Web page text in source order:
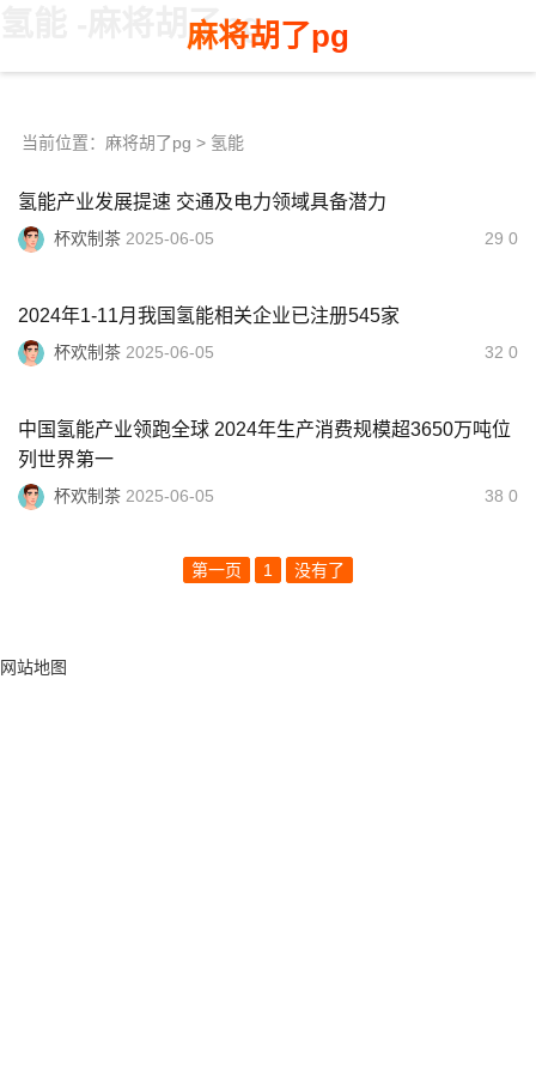
氢能 -麻将胡了pg麻将胡了pg
当前位置： 麻将胡了pg > 氢能
氢能产业发展提速 交通及电力领域具备潜力
杯欢制茶 2025-06-05 29 0
2024年1-11月我国氢能相关企业已注册545家
杯欢制茶 2025-06-05 32 0
中国氢能产业领跑全球 2024年生产消费规模超3650万吨位
列世界第一
杯欢制茶 2025-06-05 38 0
第一页 1 没有了
网站地图